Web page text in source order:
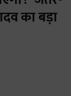
का बड़ा